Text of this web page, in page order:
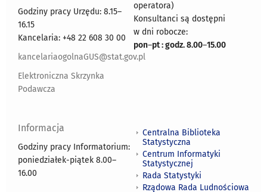
Godziny pracy Urzędu: 8.15–
16.15
Kancelaria: +48 22 608 30 00
kancelariaogolnaGUS@stat.gov.pl
Elektroniczna Skrzynka
Podawcza
operatora)
Konsultanci są dostępni
w dni robocze:
pon–pt : godz. 8.00–15.00
Informacja
Godziny pracy Informatorium:
poniedziałek-piątek 8.00–
16.00
Centralna Biblioteka
Statystyczna
Centrum Informatyki
Statystycznej
Rada Statystyki
Rządowa Rada Ludnościowa